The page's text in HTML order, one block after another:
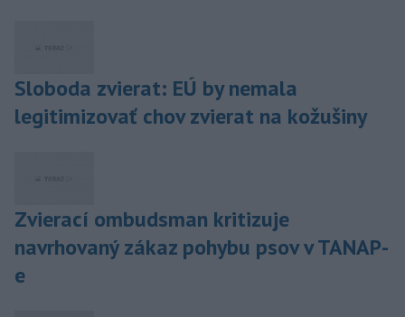
Sloboda zvierat: EÚ by nemala
legitimizovať chov zvierat na kožušiny
Zvierací ombudsman kritizuje
navrhovaný zákaz pohybu psov v TANAP-
e